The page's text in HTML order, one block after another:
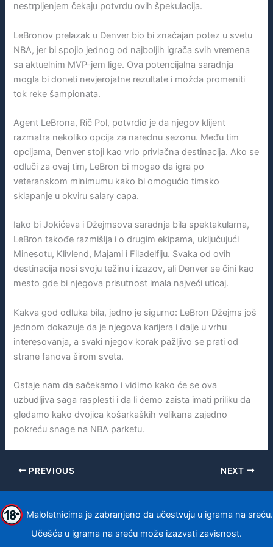
nestrpljenjem čekaju potvrdu ovih špekulacija.
LeBronov prelazak u Denver bio bi značajan potez u svetu
NBA, jer bi spojio jednog od najboljih igrača svih vremena
sa aktuelnim MVP-jem lige. Ova potencijalna saradnja
mogla bi doneti nevjerojatne rezultate i možda promeniti
tok reke šampionata.
Agent LeBrona, Rič Pol, potvrdio je da njegov klijent
razmatra nekoliko opcija za narednu sezonu. Među tim
opcijama, Denver stoji kao vrlo privlačna destinacija. Ako se
odluči za ovaj tim, LeBron bi mogao da igra po
veteranskom minimumu kako bi omogućio timsko
sklapanje u okviru salary capa.
Iako bi Jokićeva i Džejmsova saradnja bila spektakularna,
LeBron takođe razmišlja i o drugim ekipama, uključujući
Minesotu, Klivlend, Majami i Filadelfiju. Svaka od ovih
destinacija nosi svoju težinu i izazov, ali Denver se čini kao
mesto gde bi njegova prisutnost imala najveći uticaj.
Kakva god odluka bila, jedno je sigurno: LeBron Džejms još
jednom dokazuje da je njegova karijera i dalje u vrhu
interesovanja, a svaki njegov korak pažljivo se prati od
strane fanova širom sveta.
Ostaje nam da sačekamo i vidimo kako će se ova
uzbudljiva saga rasplesti i da li ćemo zaista imati priliku da
gledamo kako dvojica košarkaških velikana zajedno
pokreću snage na NBA parketu.
PREVIOUS NEXT
Maloletnicima je zabranjeno da učestvuju u igrama na sreću.
Učešće u igrama na sreću može izazvati zavisnost.